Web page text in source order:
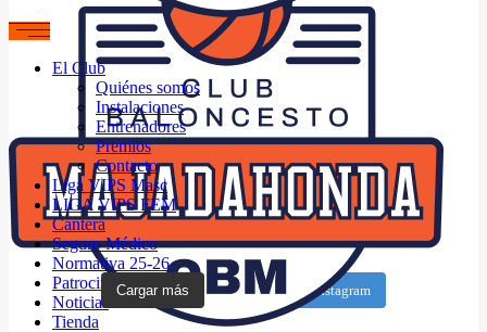
El Club
Quiénes somos
Instalaciones
Entrenadores
Premios
Contacto
Liga VIPS Masc
LIGA VIPS FEM
Cantera
Seguro Médico
Normativa 25-26
Patrocinadores
Noticias
Tienda
Cargar más Seguir en Instagram